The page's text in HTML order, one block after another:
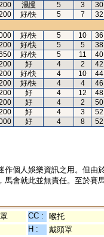
濕慢 5 3
30
好/快 5 7
32
好/快 5 10
36
好/快 5 5
38
好/快 5 11
40
好 4 2
42
好/快 4 10
44
好/快 4 4
46
好 4 12
48
好 4 2
50
好 4 3
52
好 4 8 52
作個人娛樂資訊之用。但
馬會就此並無責任。至於賽
CC :
喉托
H :
戴頭罩